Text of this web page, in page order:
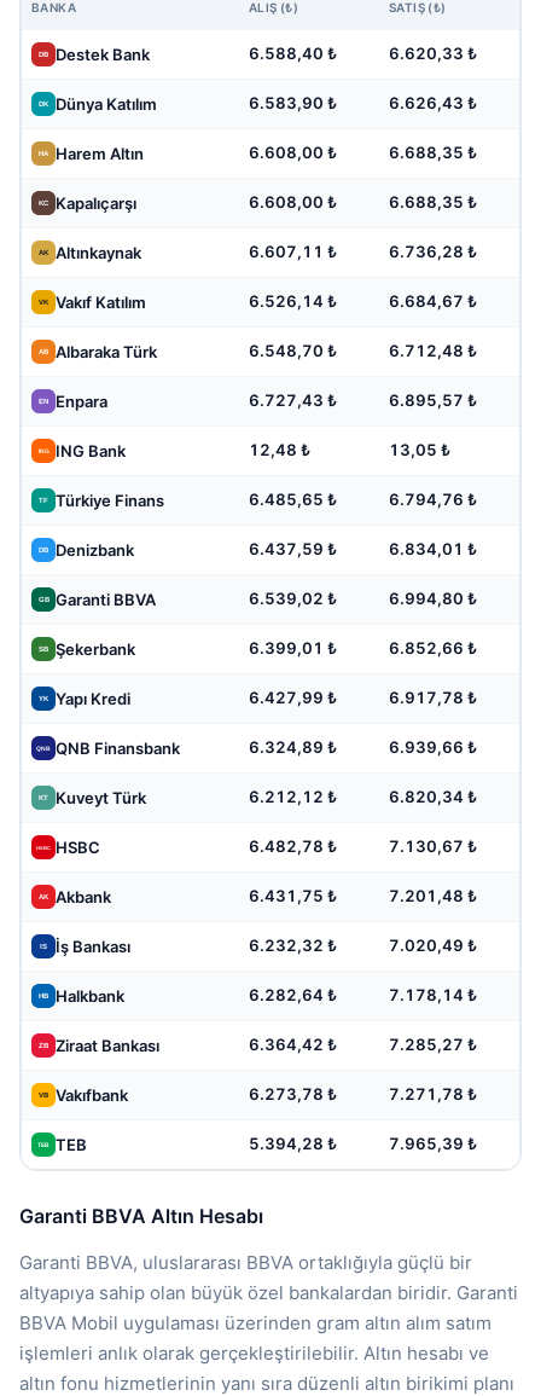
BANKA ALIŞ (₺) SATIŞ (₺)
Destek Bank 6.588,40 ₺ 6.620,33 ₺
Dünya Katılım 6.583,90 ₺ 6.626,43 ₺
Harem Altın 6.608,00 ₺ 6.688,35 ₺
Kapalıçarşı 6.608,00 ₺ 6.688,35 ₺
Altınkaynak 6.607,11 ₺ 6.736,28 ₺
Vakıf Katılım 6.526,14 ₺ 6.684,67 ₺
Albaraka Türk 6.548,70 ₺ 6.712,48 ₺
Enpara 6.727,43 ₺ 6.895,57 ₺
ING Bank 12,48 ₺ 13,05 ₺
Türkiye Finans 6.485,65 ₺ 6.794,76 ₺
Denizbank 6.437,59 ₺ 6.834,01 ₺
Garanti BBVA 6.539,02 ₺ 6.994,80 ₺
Şekerbank 6.399,01 ₺ 6.852,66 ₺
Yapı Kredi 6.427,99 ₺ 6.917,78 ₺
QNB Finansbank 6.324,89 ₺ 6.939,66 ₺
Kuveyt Türk 6.212,12 ₺ 6.820,34 ₺
HSBC 6.482,78 ₺ 7.130,67 ₺
Akbank 6.431,75 ₺ 7.201,48 ₺
İş Bankası 6.232,32 ₺ 7.020,49 ₺
Halkbank 6.282,64 ₺ 7.178,14 ₺
Ziraat Bankası 6.364,42 ₺ 7.285,27 ₺
Vakıfbank 6.273,78 ₺ 7.271,78 ₺
TEB 5.394,28 ₺ 7.965,39 ₺
Garanti BBVA Altın Hesabı
Garanti BBVA, uluslararası BBVA ortaklığıyla güçlü bir
altyapıya sahip olan büyük özel bankalardan biridir. Garanti
BBVA Mobil uygulaması üzerinden gram altın alım satım
işlemleri anlık olarak gerçekleştirilebilir. Altın hesabı ve
altın fonu hizmetlerinin yanı sıra düzenli altın birikimi planı